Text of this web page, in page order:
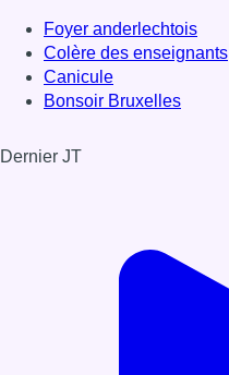
Foyer anderlechtois
Colère des enseignants
Canicule
Bonsoir Bruxelles
Dernier JT